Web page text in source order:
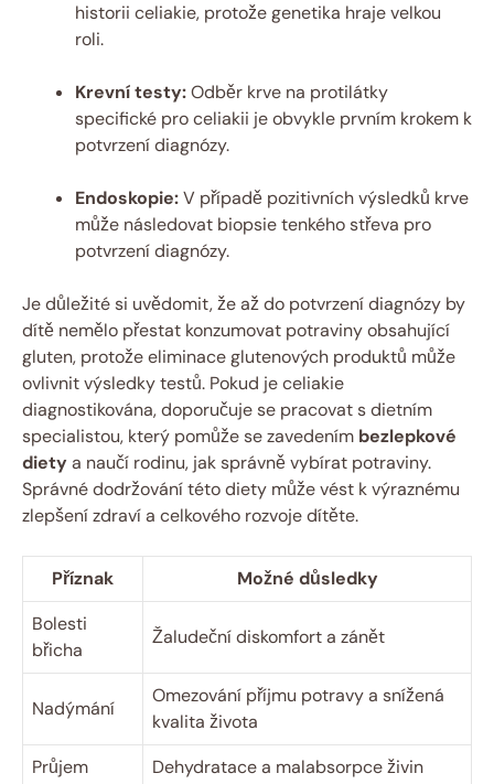
historii celiakie, protože genetika hraje velkou
roli.
Krevní testy:Odběr krve na protilátky
specifické pro celiakii je obvykle prvním krokem k
potvrzení diagnózy.
Endoskopie:V případě pozitivních výsledků krve
může následovat biopsie tenkého střeva pro
potvrzení diagnózy.
Je důležité si uvědomit, že až do potvrzení diagnózy by
dítě nemělo přestat konzumovat potraviny obsahující
gluten, protože eliminace glutenových produktů může
ovlivnit výsledky testů. Pokud je celiakie
diagnostikována, doporučuje se pracovat s dietním
specialistou, který pomůže se zavedením bezlepkové
diety a naučí rodinu, jak správně vybírat potraviny.
Správné dodržování této diety může vést k výraznému
zlepšení zdraví a celkového rozvoje dítěte.
Příznak
Možné důsledky
Bolesti
břicha
Žaludeční diskomfort a zánět
Nadýmání
Omezování příjmu potravy a snížená
kvalita života
Průjem
Dehydratace a malabsorpce živin